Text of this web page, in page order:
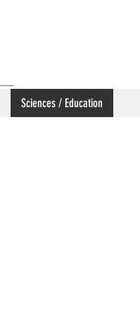
Sciences / Education